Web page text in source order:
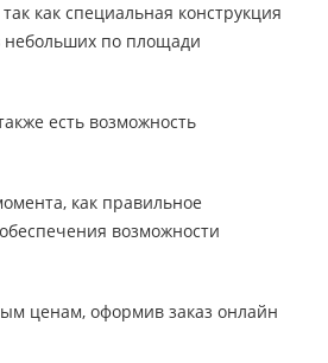
как специальная конструкция
небольших по площади
есть возможность
как правильное
возможности
ценам, оформив заказ онлайн